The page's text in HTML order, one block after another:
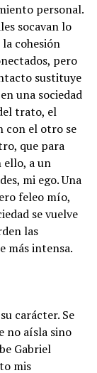
personal.
socavan lo
cohesión
pero
sustituye
una sociedad
trato, el
con el otro se
que para
ello, a un
mi ego. Una
feleo mío,
se vuelve
las
más intensa.
carácter. Se
no aísla sino
Gabriel
mis